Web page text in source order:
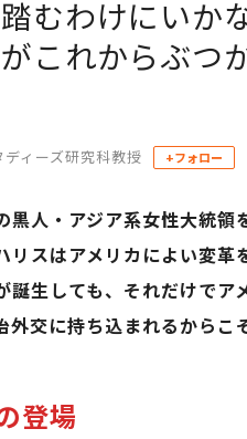
むわけにい
これからぶつ
ィーズ研究科教授 +フォロー
黒人・アジア系女性大統領
リスはアメリカによい変革
生しても、それだけでア
交に持ち込まれるからこ
登場